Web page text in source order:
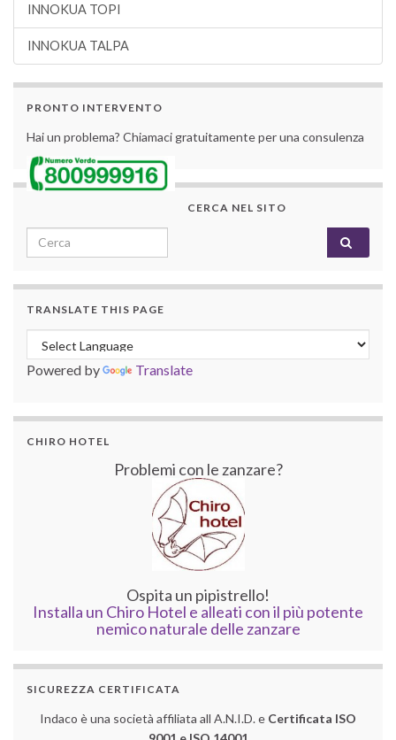
INNOKUA TOPI
INNOKUA TALPA
PRONTO INTERVENTO
Hai un problema? Chiamaci gratuitamente per una consulenza
CERCA NEL SITO
Search for:
TRANSLATE THIS PAGE
Powered by Translate
CHIRO HOTEL
Problemi con le zanzare?
Ospita un pipistrello!
Installa un Chiro Hotel e alleati con il più potente
nemico naturale delle zanzare
SICUREZZA CERTIFICATA
Indaco è una società affiliata all A.N.I.D. e Certificata ISO